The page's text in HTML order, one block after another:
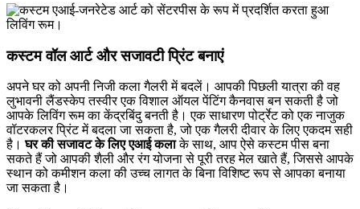
कस्टम वॉल आर्ट और सजावटी प्रिंट बनाएं
अपने घर को अपनी निजी कला गैलरी में बदलें। आपकी पिछली यात्रा की वह
लुभावनी लैंडस्केप तस्वीर एक विशाल ऑयल पेंटिंग कैनवास बन सकती है जो
आपके लिविंग रूम का केंद्रबिंदु बनती है। एक साधारण पोर्ट्रेट को एक नाजुक
वॉटरकलर प्रिंट में बदला जा सकता है, जो एक गैलरी दीवार के लिए एकदम सही
है।घर की सजावट के लिए एआई कलाके साथ, आप ऐसे कस्टम पीस बना
सकते हैं जो आपकी शैली और रंग योजना से पूरी तरह मेल खाते हैं, जिससे आपके
स्थान को कमीशन कला की उच्च लागत के बिना विशिष्ट रूप से आपका बनाया
जा सकता है।